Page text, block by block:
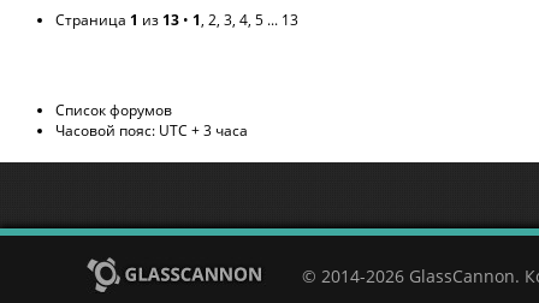
Страница 1 из 13 • 1, 2, 3, 4, 5 ... 13
Список форумов
Часовой пояс: UTC + 3 часа
© 2014-2026 GlassCannon.